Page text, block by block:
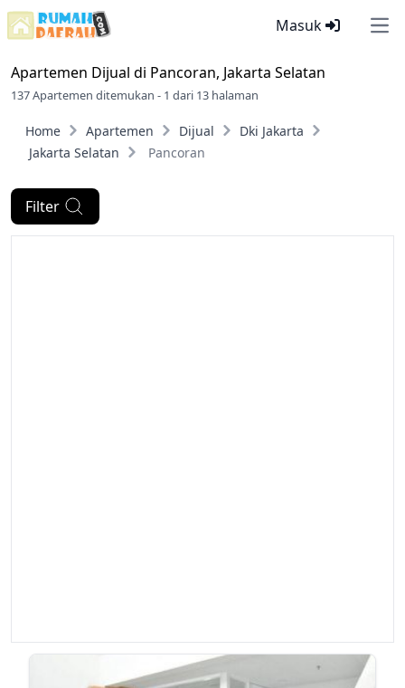
Masuk
Apartemen Dijual di Pancoran, Jakarta Selatan
137 Apartemen ditemukan - 1 dari 13 halaman
Home Apartemen Dijual
Dki Jakarta
Jakarta Selatan
Pancoran
Filter